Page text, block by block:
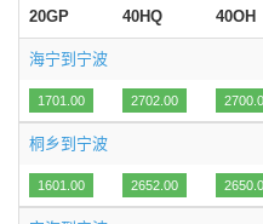
20GP 40HQ 40OH
海宁到宁波
1701.00 2702.00
桐乡到宁波
1601.00 2652.00